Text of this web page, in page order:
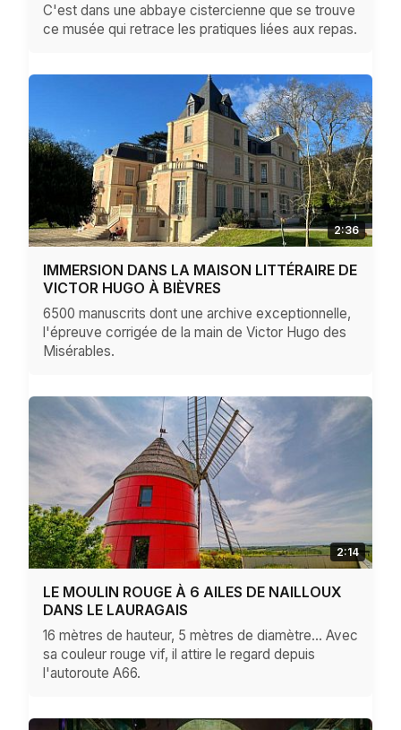
C'est dans une abbaye cistercienne que se trouve
ce musée qui retrace les pratiques liées aux repas.
2:36
IMMERSION DANS LA MAISON LITTÉRAIRE DE
VICTOR HUGO À BIÈVRES
6500 manuscrits dont une archive exceptionnelle,
l'épreuve corrigée de la main de Victor Hugo des
Misérables.
2:14
LE MOULIN ROUGE À 6 AILES DE NAILLOUX
DANS LE LAURAGAIS
16 mètres de hauteur, 5 mètres de diamètre... Avec
sa couleur rouge vif, il attire le regard depuis
l'autoroute A66.